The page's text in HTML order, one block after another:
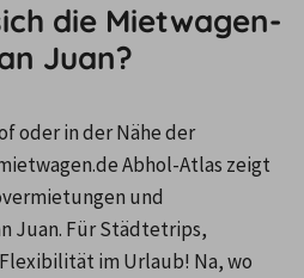
die Mietwagen-
Juan?
oder in der Nähe der
Abhol-Atlas zeigt
und
Juan. Für Städtetrips,
im Urlaub! Na, wo